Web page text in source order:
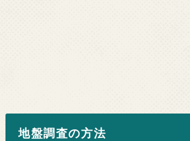
地盤調査の方法